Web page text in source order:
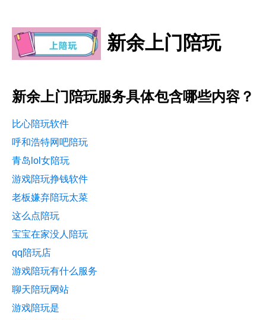
新余上门陪玩
新余上门陪玩服务具体包含哪些内容？
比心陪玩软件
呼和浩特网吧陪玩
青岛lol女陪玩
游戏陪玩挣钱软件
老板嫌弃陪玩太菜
这么点陪玩
宝宝在家没人陪玩
qq陪玩店
游戏陪玩有什么服务
聊天陪玩网站
游戏陪玩是